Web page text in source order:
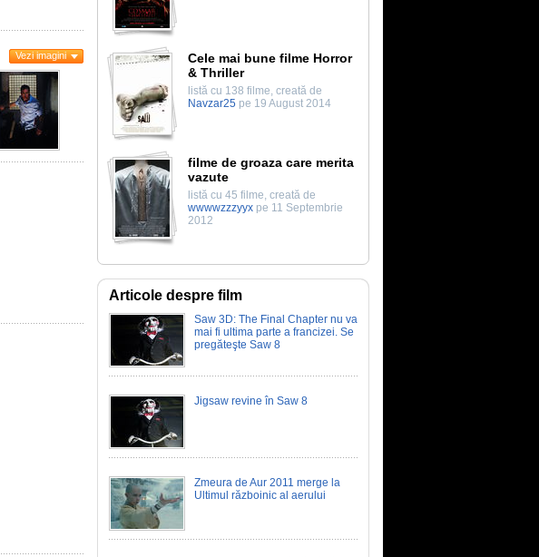
Vezi imagini
Cele mai bune filme Horror
& Thriller
listă cu 138 filme, creată de
Navzar25 pe 19 August 2014
filme de groaza care merita
vazute
listă cu 45 filme, creată de
wwwwzzzyyx pe 11 Septembrie
2012
Articole despre film
Saw 3D: The Final Chapter nu va
mai fi ultima parte a francizei. Se
pregăteşte Saw 8
Jigsaw revine în Saw 8
Zmeura de Aur 2011 merge la
Ultimul războinic al aerului